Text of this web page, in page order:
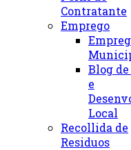
Contratante
Emprego
Blog
e
Local
Recollida de
Residuos